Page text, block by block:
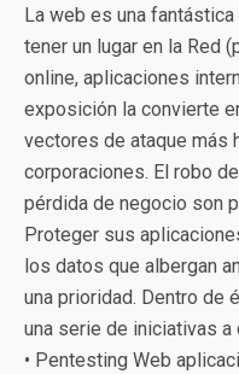
La web es una
tener un lugar en la Red
online, aplicaciones
exposición la convierte
vectores de ataque más
corporaciones. El robo
pérdida de negocio son
Proteger sus
los datos que albergan
una prioridad. Dentro de
una serie de iniciativas a
• Pentesting Web